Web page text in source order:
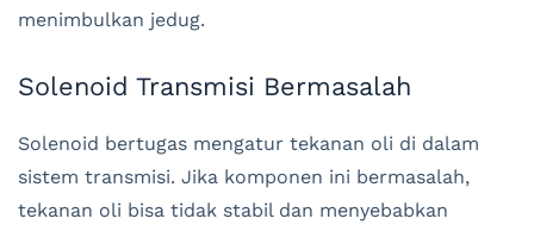
menimbulkan jedug.
Solenoid Transmisi Bermasalah
Solenoid bertugas mengatur tekanan oli di dalam
sistem transmisi. Jika komponen ini bermasalah,
tekanan oli bisa tidak stabil dan menyebabkan